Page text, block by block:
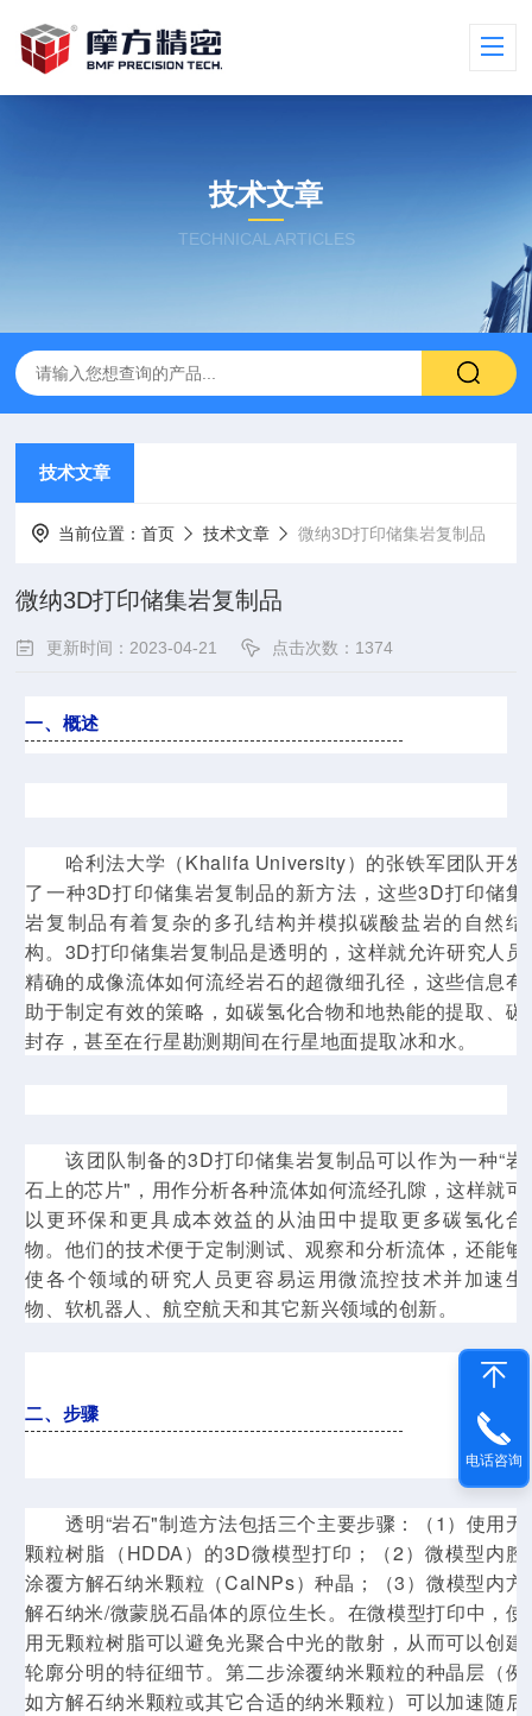
技术文章
TECHNICAL ARTICLES
技术文章
当前位置：首页 技术文章 微纳3D打印储集岩复制品
微纳3D打印储集岩复制品
更新时间：2023-04-21 点击次数：1374
一、概述
哈利法大学（Khalifa University）的张铁军团队开发
了一种3D打印储集岩复制品的新方法，这些3D打印储集
岩复制品有着复杂的多孔结构并模拟碳酸盐岩的自然结
构。3D打印储集岩复制品是透明的，这样就允许研究人员
精确的成像流体如何流经岩石的超微细孔径，这些信息有
助于制定有效的策略，如碳氢化合物和地热能的提取、碳
封存，甚至在行星勘测期间在行星地面提取冰和水。
该团队制备的3D打印储集岩复制品可以作为一种“岩
石上的芯片"，用作分析各种流体如何流经孔隙，这样就可
以更环保和更具成本效益的从油田中提取更多碳氢化合
物。他们的技术便于定制测试、观察和分析流体，还能够
使各个领域的研究人员更容易运用微流控技术并加速生
物、软机器人、航空航天和其它新兴领域的创新。
二、步骤
透明“岩石"制造方法包括三个主要步骤：（1）使用无
颗粒树脂（HDDA）的3D微模型打印；（2）微模型内腔
涂覆方解石纳米颗粒（CalNPs）种晶；（3）微模型内方
解石纳米/微蒙脱石晶体的原位生长。在微模型打印中，使
用无颗粒树脂可以避免光聚合中光的散射，从而可以创建
轮廓分明的特征细节。第二步涂覆纳米颗粒的种晶层（例
如方解石纳米颗粒或其它合适的纳米颗粒）可以加速随后
电话咨询